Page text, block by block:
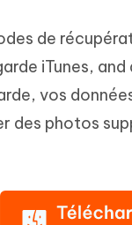
de
iTunes,
vos
photos